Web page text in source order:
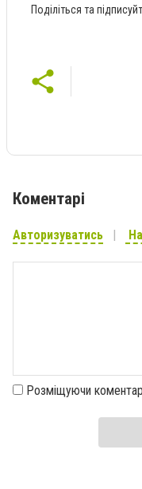
Поділіться та
Коментарі
Авторизуватись
Розміщуючи